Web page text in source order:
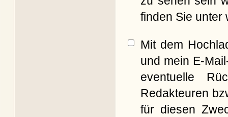
finden Sie unter
Mit dem
und mein E-
eventuelle
Redakteuren
für diesen